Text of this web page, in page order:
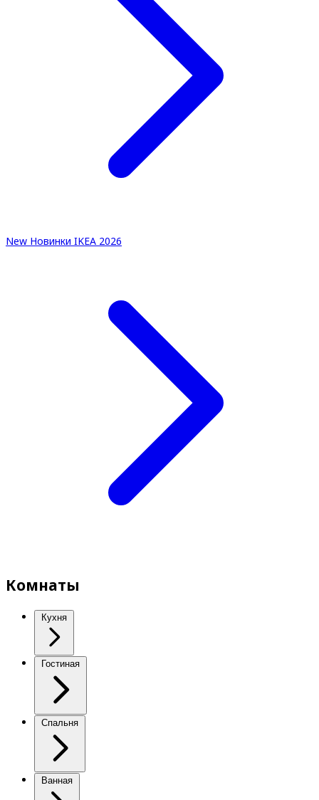
New Новинки IKEA 2026
Комнаты
Кухня
Гостиная
Спальня
Ванная